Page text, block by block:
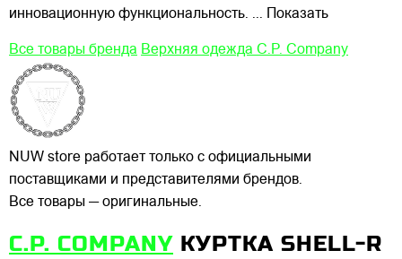
инновационную функциональность. ... Показать
Все товары бренда Верхняя одежда C.P. Company
NUW store работает только с официальными
поставщиками и представителями брендов.
Все товары — оригинальные.
C.P. COMPANY КУРТКА SHELL-R